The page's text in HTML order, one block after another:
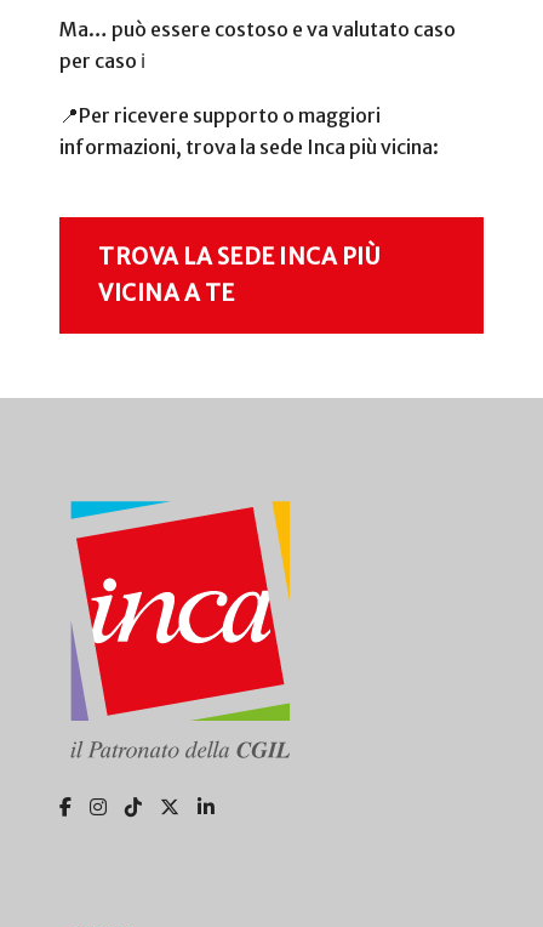
Ma… può essere costoso e va valutato caso
per caso ℹ️
📍Per ricevere supporto o maggiori
informazioni, trova la sede Inca più vicina:
TROVA LA SEDE INCA PIÙ
VICINA A TE